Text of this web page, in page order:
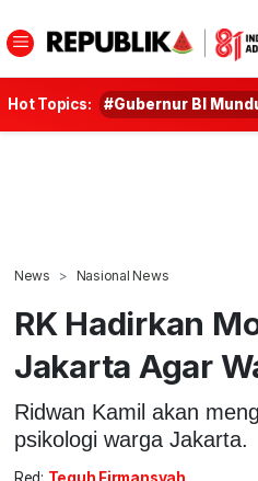
Hot Topics: #Gubernur BI
News Nasional News
RK Hadirkan
Jakarta Agar
Ridwan Kamil akan
psikologi warga Jakarta.